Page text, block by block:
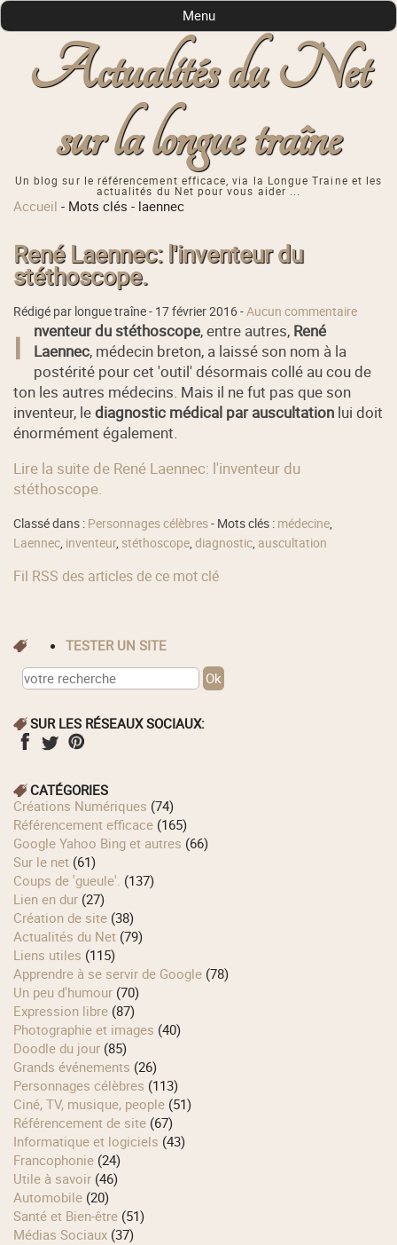
Actualités du Net
sur la longue traîne
Un blog sur le référencement efficace, via la Longue Traine et les
actualités du Net pour vous aider ...
Menu
Accueil - Mots clés - laennec
René Laennec: l'inventeur du
stéthoscope.
Rédigé par longue traîne - 17 février 2016-Aucun commentaire
I nventeur du stéthoscope, entre autres, René
Laennec, médecin breton, a laissé son nom à la
postérité pour cet 'outil' désormais collé au cou de
ton les autres médecins. Mais il ne fut pas que son
inventeur, lediagnostic médical par auscultation lui doit
énormément également.
Lire la suite de René Laennec: l'inventeur du
stéthoscope.
Classé dans : Personnages célèbres- Mots clés : médecine,
Laennec, inventeur, stéthoscope,diagnostic, auscultation
Fil RSS des articles de ce mot clé
TESTER UN SITE
SUR LES RÉSEAUX SOCIAUX:
CATÉGORIES
Créations Numériques (74)
Référencement efficace (165)
Google Yahoo Bing et autres (66)
Sur le net (61)
Coups de 'gueule'. (137)
Lien en dur (27)
Création de site (38)
Actualités du Net (79)
Liens utiles (115)
Apprendre à se servir de Google (78)
Un peu d'humour (70)
Expression libre (87)
Photographie et images (40)
Doodle du jour (85)
Grands événements (26)
Personnages célèbres (113)
Ciné, TV, musique, people (51)
Référencement de site (67)
Informatique et logiciels (43)
Francophonie (24)
Utile à savoir (46)
Automobile (20)
Santé et Bien-être (51)
Médias Sociaux (37)